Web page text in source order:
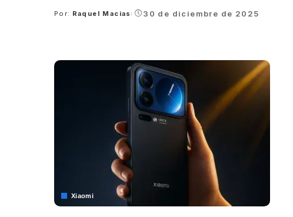
Posted
Por: Raquel Macias 30 de diciembre de 2025
Xiaomi